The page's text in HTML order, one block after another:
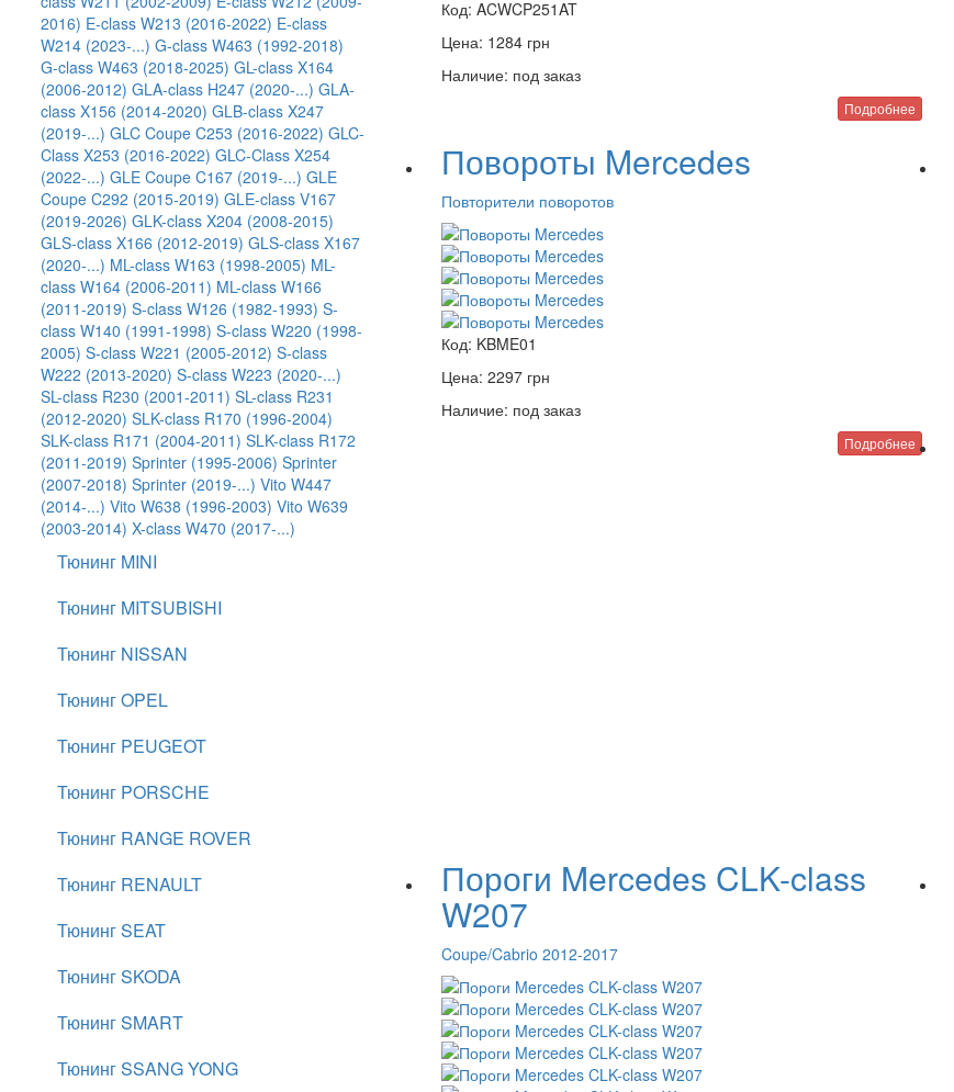
2016) E-class W213 (2016-2022) E-class
W214 (2023-...) G-class W463 (1992-2018)
G-class W463 (2018-2025) GL-class X164
(2006-2012) GLA-class H247 (2020-...) GLA-
class X156 (2014-2020) GLB-class X247
(2019-...) GLC Coupe C253 (2016-2022) GLC-
Class X253 (2016-2022) GLC-Class X254
(2022-...) GLE Coupe C167 (2019-...) GLE
Coupe C292 (2015-2019) GLE-class V167
(2019-2026) GLK-class X204 (2008-2015)
GLS-class X166 (2012-2019) GLS-class X167
(2020-...) ML-class W163 (1998-2005) ML-
class W164 (2006-2011) ML-class W166
(2011-2019) S-class W126 (1982-1993) S-
class W140 (1991-1998) S-class W220 (1998-
2005) S-class W221 (2005-2012) S-class
W222 (2013-2020) S-class W223 (2020-...)
SL-class R230 (2001-2011) SL-class R231
(2012-2020) SLK-class R170 (1996-2004)
SLK-class R171 (2004-2011) SLK-class R172
(2011-2019) Sprinter (1995-2006) Sprinter
(2007-2018) Sprinter (2019-...) Vito W447
(2014-...) Vito W638 (1996-2003) Vito W639
(2003-2014) X-class W470 (2017-...)
Тюнинг MINI
Тюнинг MITSUBISHI
Тюнинг NISSAN
Тюнинг OPEL
Тюнинг PEUGEOT
Тюнинг PORSCHE
Тюнинг RANGE ROVER
Тюнинг RENAULT
Тюнинг SEAT
Тюнинг SKODA
Тюнинг SMART
Тюнинг SSANG YONG
Код: ACWCP251AT
Цена: 1284 грн
Наличие: под заказ
Подробнее
Повороты Mercedes
Повторители поворотов
Код: KBME01
Цена: 2297 грн
Наличие: под заказ
Подробнее
Пороги Mercedes CLK-class
W207
Coupe/Cabrio 2012-2017